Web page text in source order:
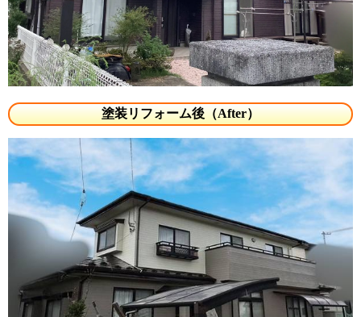
塗装リフォーム後（After）